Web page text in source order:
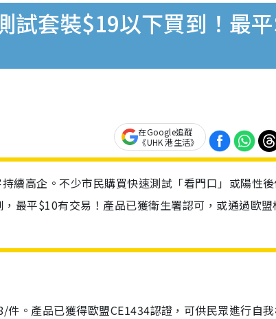
試套裝$19以下買到！最
在Google追蹤
《UHK 港生活》
續高企。不少市民購買快速測試「看門口」或陽性
最平$10有交易！產品已獲衛生署認可，或通過歐盟
。產品已獲得歐盟CE1434認證，可供民眾進行自